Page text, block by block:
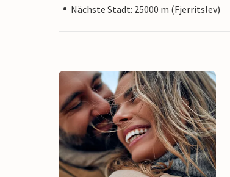
Nächste Stadt: 25000 m (Fjerritslev)